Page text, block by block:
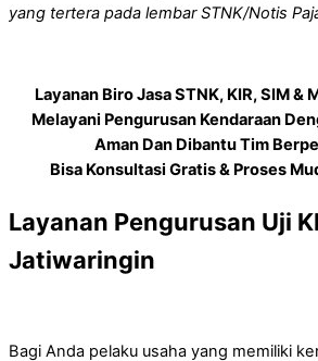
yang tertera pada lembar STNK/Notis
Layanan Biro Jasa STNK, KIR, SIM &
Melayani Pengurusan Kendaraan
Aman Dan Dibantu Tim
Bisa Konsultasi Gratis & Proses
Layanan Pengurusan Uji
Jatiwaringin
Bagi Anda pelaku usaha yang memiliki